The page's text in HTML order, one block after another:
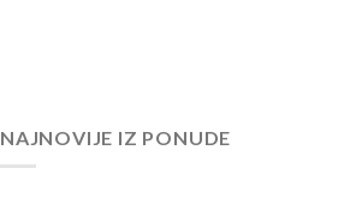
NAJNOVIJE IZ PONUDE